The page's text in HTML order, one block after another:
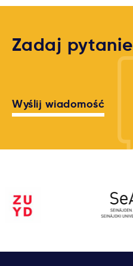
Zadaj pytanie
Wyślij wiadomość